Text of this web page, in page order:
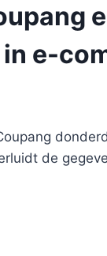
e-
de